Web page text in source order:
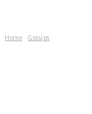
Home Gossips